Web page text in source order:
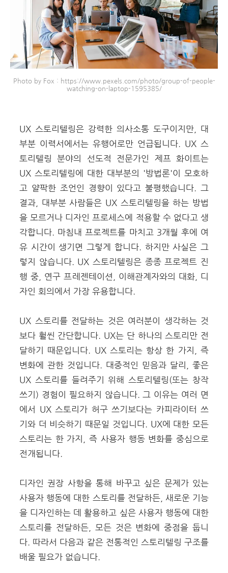
Photo by Fox : https://www.pexels.com/photo/group-of-people-
watching-on-laptop-1595385/
UX 스토리텔링은 강력한 의사소통 도구이지만, 대
부분 이력서에서는 유행어로만 언급됩니다. UX 스
토리텔링 분야의 선도적 전문가인 제프 화이트는
UX 스토리텔링에 대한 대부분의 '방법론'이 모호하
고 얄팍한 조언인 경향이 있다고 불평했습니다. 그
결과, 대부분 사람들은 UX 스토리텔링을 하는 방법
을 모르거나 디자인 프로세스에 적용할 수 없다고 생
각합니다. 마침내 프로젝트를 마치고 3개월 후에 여
유 시간이 생기면 그렇게 합니다. 하지만 사실은 그
렇지 않습니다. UX 스토리텔링은 종종 프로젝트 진
행 중, 연구 프레젠테이션, 이해관계자와의 대화, 디
자인 회의에서 가장 유용합니다.
UX 스토리를 전달하는 것은 여러분이 생각하는 것
보다 훨씬 간단합니다. UX는 단 하나의 스토리만 전
달하기 때문입니다. UX 스토리는 항상 한 가지, 즉
변화에 관한 것입니다. 대중적인 믿음과 달리, 좋은
UX 스토리를 들려주기 위해 스토리텔링(또는 창작
쓰기) 경험이 필요하지 않습니다. 그 이유는 여러 면
에서 UX 스토리가 허구 쓰기보다는 카피라이터 쓰
기와 더 비슷하기 때문일 것입니다. UX에 대한 모든
스토리는 한 가지, 즉 사용자 행동 변화를 중심으로
전개됩니다.
디자인 권장 사항을 통해 바꾸고 싶은 문제가 있는
사용자 행동에 대한 스토리를 전달하든, 새로운 기능
을 디자인하는 데 활용하고 싶은 사용자 행동에 대한
스토리를 전달하든, 모든 것은 변화에 중점을 둡니
다. 따라서 다음과 같은 전통적인 스토리텔링 구조를
배울 필요가 없습니다.